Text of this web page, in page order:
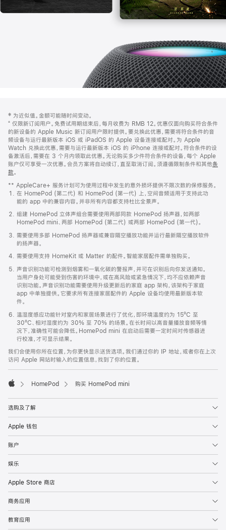
页
页
脚
注
‡ 为近似值。金额可能随时间变动。
⁺ 仅限新订阅用户。免费试用期结束后，每月收费为 RMB 12。优惠仅面向购买符合条件
的新设备的 Apple Music 新订阅用户限时提供。要兑换此优惠，需要将符合条件的音
频设备与运行最新版本 iOS 或 iPadOS 的 Apple 设备连接或配对。为 Apple
Watch 兑换此优惠，需要与运行最新版本 iOS 的 iPhone 连接或配对。符合条件的设
备激活后，需要在 3 个月内领取此优惠。无论购买多少件符合条件的设备，每个 Apple
账户仅可享受一次优惠。会员方案将自动续订，直至取消订阅。须遵循限制条件和其他条
款。
窗
口
中
打
开)
** AppleCare+ 服务计划可为使用过程中发生的意外损坏提供不限次数的保修服务。
在 HomePod (第二代) 和 HomePod (第一代) 上，空间音频适用于支持此功
能的 app 中的兼容内容。并非所有内容都支持杜比全景声。
组建 HomePod 立体声组合需要使用两部同款 HomePod 扬声器，如两部
HomePod mini、两部 HomePod (第二代) 或两部 HomePod (第一代)。
需要使用多部 HomePod 扬声器或兼容隔空播放功能并运行最新隔空播放软件
的扬声器。
需要使用支持 HomeKit 或 Matter 的配件。智能家居配件需单独购买。
声音识别功能可检测到烟雾和一氧化碳的警报声，并可在识别后向你发送通知。
当用户身处可能受到伤害的环境中，或在高风险或紧急情况下，均不应依赖声音
识别功能。声音识别功能需要使用升级更新后的家庭 app 架构，该架构于家庭
app 中单独提供。它要求所有连接家居配件的 Apple 设备均使用最新版本软
件。
温湿度感应功能针对室内和家居场景进行了优化，即环境温度约为 15ºC 至
30ºC、相对湿度约为 30% 至 70% 的场景。在长时间以高音量播放音频等情
况下，准确性可能会降低。HomePod mini 在启动后需要一定时间对传感器进
行校准，才可显示结果。
我们会使用你所在位置，为你更快显示送货选项。我们通过你的 IP 地址，或者你在上次
访问 Apple 网站时输入的位置信息，找到了你的位置。
HomePod 购买 HomePod mini
选购及了解
Apple 钱包
账户
娱乐
Apple Store 商店
商务应用
教育应用